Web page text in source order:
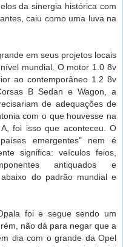
da sinergia histórica com
caiu como uma luva na
em seus projetos locais
mundial. O motor 1.0 8v
ao contemporâneo 1.2 8v
B Sedan e Wagon, a
de adequações de
com o que houvesse na
foi isso que aconteceu. O
emergentes" nem é
significa: veículos feios,
antiquados e
do padrão mundial e
foi e segue sendo um
não dá para negar que a
dia com o grande da Opel